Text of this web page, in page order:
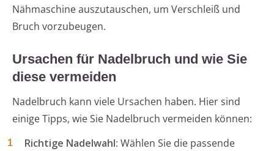
Nähmaschine auszutauschen, um Verschleiß und
Bruch vorzubeugen.
Ursachen für Nadelbruch und wie Sie
diese vermeiden
Nadelbruch kann viele Ursachen haben. Hier sind
einige Tipps, wie Sie Nadelbruch vermeiden können:
Richtige Nadelwahl: Wählen Sie die passende